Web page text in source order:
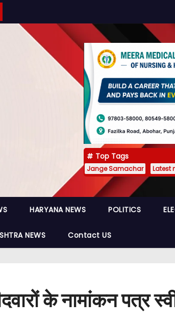
Top Tags
Jange Samachar Latest
HARYANA NEWS POLITICS
NEWS Contact US
के नामांकन पत्र